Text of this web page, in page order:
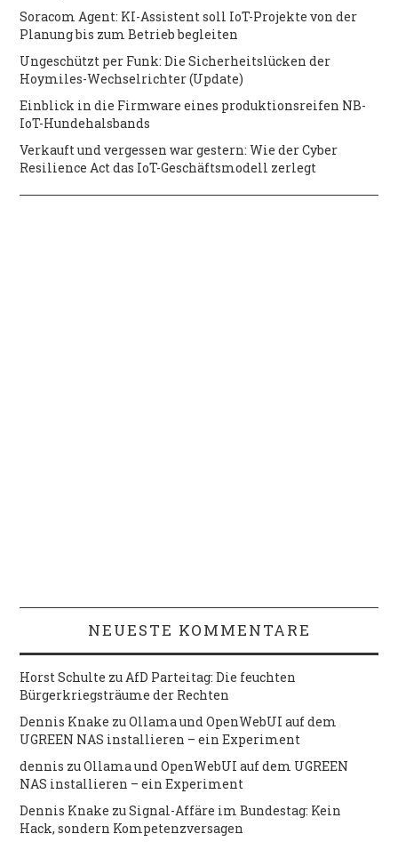
Soracom Agent: KI-Assistent soll IoT-Projekte von der
Planung bis zum Betrieb begleiten
Ungeschützt per Funk: Die Sicherheitslücken der
Hoymiles-Wechselrichter (Update)
Einblick in die Firmware eines produktionsreifen NB-
IoT-Hundehalsbands
Verkauft und vergessen war gestern: Wie der Cyber
Resilience Act das IoT-Geschäftsmodell zerlegt
NEUESTE KOMMENTARE
Horst Schulte zuAfD Parteitag: Die feuchten
Bürgerkriegsträume der Rechten
Dennis Knake zuOllama und OpenWebUI auf dem
UGREEN NAS installieren – ein Experiment
dennis zuOllama und OpenWebUI auf dem UGREEN
NAS installieren – ein Experiment
Dennis Knake zuSignal-Affäre im Bundestag: Kein
Hack, sondern Kompetenzversagen